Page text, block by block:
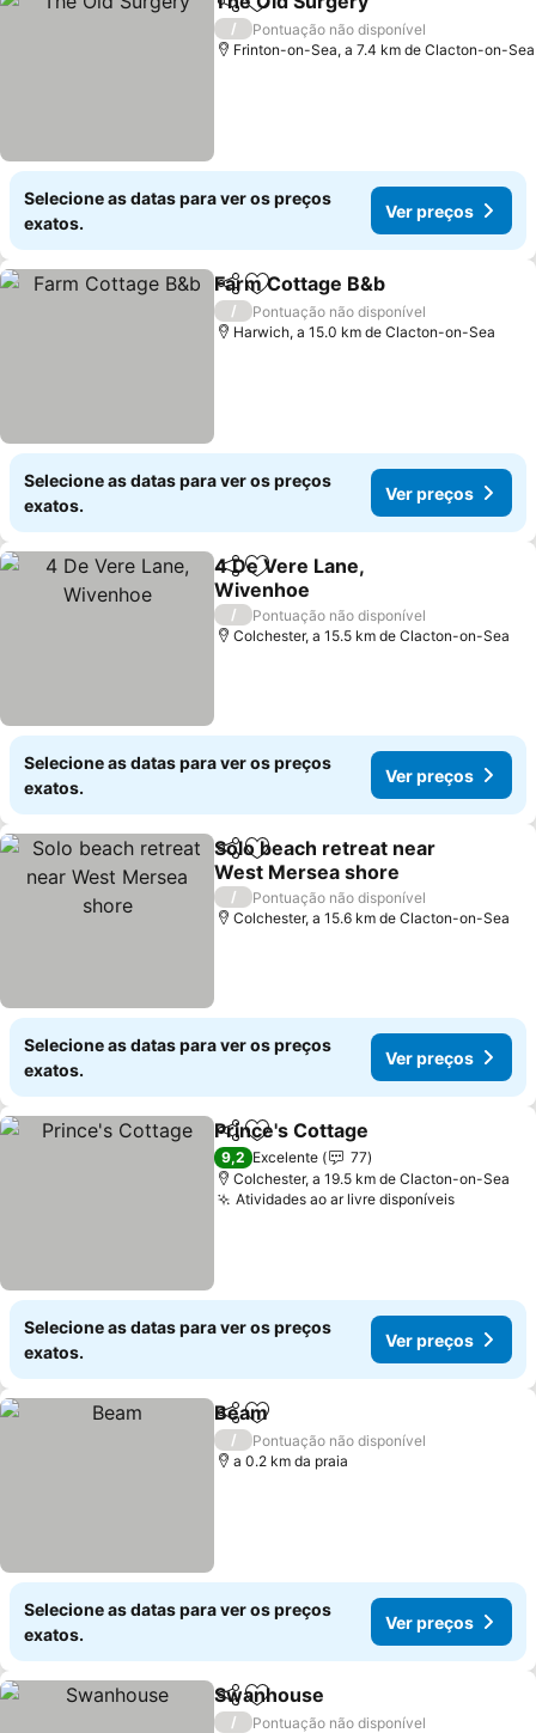
PartilharAdicionar aos favoritos
/
Pontuação não disponível
Frinton-on-Sea, a 7.4 km de Clacton-on-Sea
Selecione as datas para ver os preços
exatos.
Ver preços
PartilharAdicionar aos favoritos
Farm Cottage B&b
/
Pontuação não disponível
Harwich, a 15.0 km de Clacton-on-Sea
Selecione as datas para ver os preços
exatos.
Ver preços
PartilharAdicionar aos favoritos
4 De Vere Lane,
Wivenhoe
/
Pontuação não disponível
Colchester, a 15.5 km de Clacton-on-Sea
Selecione as datas para ver os preços
exatos.
Ver preços
PartilharAdicionar aos favoritos
Solo beach retreat near
West Mersea shore
/
Pontuação não disponível
Colchester, a 15.6 km de Clacton-on-Sea
Selecione as datas para ver os preços
exatos.
Ver preços
PartilharAdicionar aos favoritos
Prince's Cottage
9,2 Excelente
77
Colchester, a 19.5 km de Clacton-on-Sea
Atividades ao ar livre disponíveis
Selecione as datas para ver os preços
exatos.
Ver preços
PartilharAdicionar aos favoritos
Beam
/
Pontuação não disponível
a 0.2 km da praia
Selecione as datas para ver os preços
exatos.
Ver preços
PartilharAdicionar aos favoritos
Swanhouse
/
Pontuação não disponível